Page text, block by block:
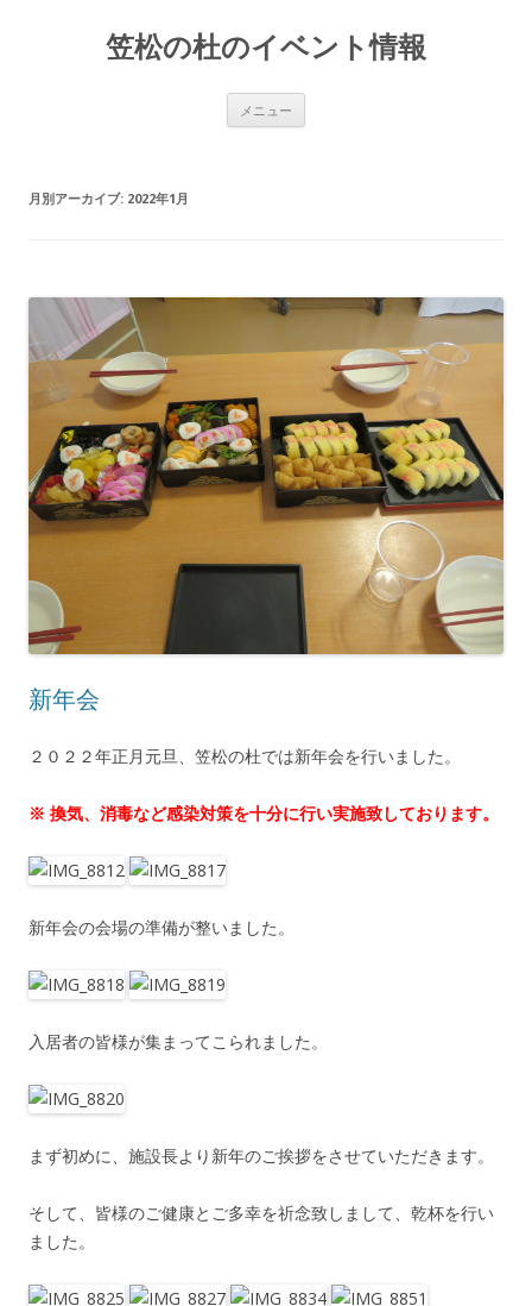
笠松の杜のイベント情報
メニュー
月別アーカイブ: 2022年1月
新年会
２０２２年正月元旦、笠松の杜では新年会を行いました。
※ 換気、消毒など感染対策を十分に行い実施致しております。
新年会の会場の準備が整いました。
入居者の皆様が集まってこられました。
まず初めに、施設長より新年のご挨拶をさせていただきます。
そして、皆様のご健康とご多幸を祈念致しまして、乾杯を行い
ました。